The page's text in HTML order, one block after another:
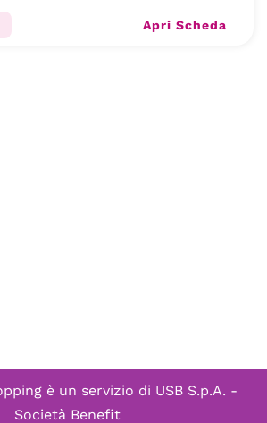
Apri Scheda
è un servizio di USB S.p.A. -
Società Benefit